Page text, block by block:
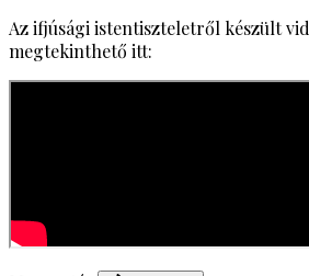
Az ifjúsági istentiszteletről készült
megtekinthető itt: